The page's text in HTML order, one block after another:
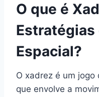
O que é
Estratégias
Espacial?
O xadrez é um
que envolve a